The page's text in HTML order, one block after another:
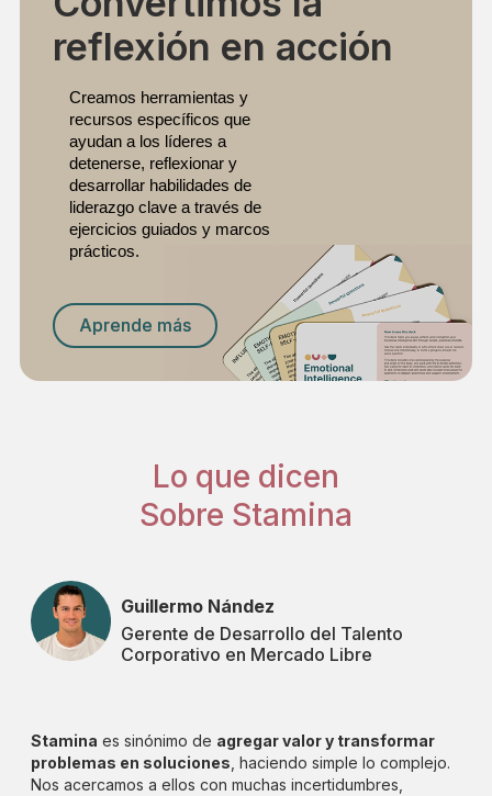
reflexión en acción
Creamos herramientas y
recursos específicos que
ayudan a los líderes a
detenerse, reflexionar y
desarrollar habilidades de
liderazgo clave a través de
ejercicios guiados y marcos
prácticos.
Aprende más
Lo que dicen
Sobre Stamina
Guillermo Nández
Gerente de Desarrollo del Talento
Corporativo en Mercado Libre
Stamina es sinónimo de agregar valor y transformar
problemas en soluciones , haciendo simple lo complejo.
Nos acercamos a ellos con muchas incertidumbres,